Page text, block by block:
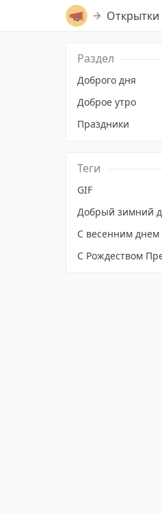
Открытки
Раздел
Доброго дня
Доброе утро
Праздники
Теги
GIF
С весенним днем